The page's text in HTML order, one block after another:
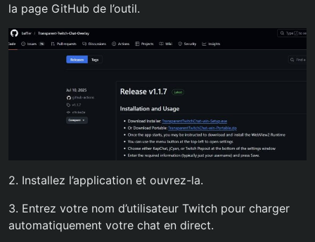
la page GitHub de l’outil.
2. Installez l’application et ouvrez-la.
3. Entrez votre nom d’utilisateur Twitch pour charger
automatiquement votre chat en direct.